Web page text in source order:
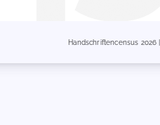
Handschriftencensus 2026 |